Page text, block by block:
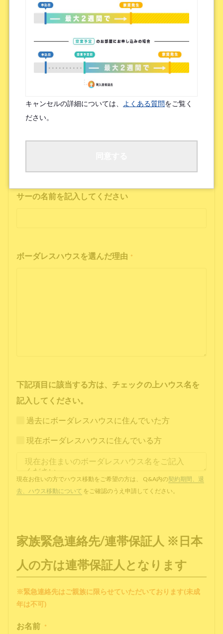
ボーダレスハウスを知ったきっかけ *
検索エンジン（Google／Yahoo! など）
広告を見て（Google広告／SNS広告 など）
物件ポータルサイト
ブログやWeb記事を読んで
友人/知人からの口コミ
所属先からの紹介
SNSインフルエンサーの投稿を見た
サーの名前を記入してください
ボーダレスハウスを選んだ理由 *
下記項目に該当する方は、チェックの上ハウス名を
記入してください。
過去にボーダレスハウスに住んでいた方
現在ボーダレスハウスに住んでいる方
現在お住いの方でハウス移動をご希望の方は、 Q&A内の契約期間、退
去、ハウス移動について をご確認のうえ申請してください。
家族緊急連絡先/連帯保証人 ※日本
人の方は連帯保証人となります
※緊急連絡先はご親族に限らせていただいております(未成
年は不可)
お名前 *
キャンセルの詳細については、 よくある質問をご覧く
ださい。